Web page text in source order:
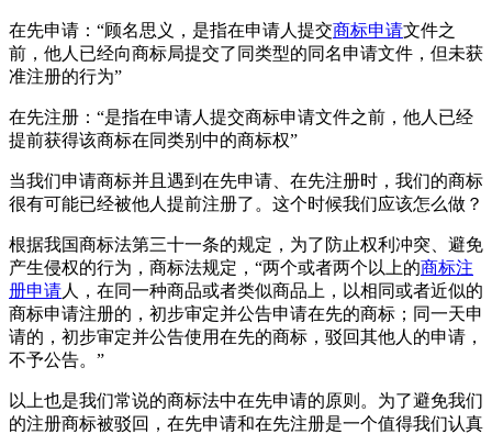
在先申请：“顾名思义，是指在申请人提交商标申请文件之
前，他人已经向商标局提交了同类型的同名申请文件，但未获
准注册的行为”
在先注册：“是指在申请人提交商标申请文件之前，他人已经
提前获得该商标在同类别中的商标权”
当我们申请商标并且遇到在先申请、在先注册时，我们的商标
很有可能已经被他人提前注册了。这个时候我们应该怎么做？
根据我国商标法第三十一条的规定，为了防止权利冲突、避免
产生侵权的行为，商标法规定，“两个或者两个以上的商标注
册申请人，在同一种商品或者类似商品上，以相同或者近似的
商标申请注册的，初步审定并公告申请在先的商标；同一天申
请的，初步审定并公告使用在先的商标，驳回其他人的申请，
不予公告。”
以上也是我们常说的商标法中在先申请的原则。为了避免我们
的注册商标被驳回，在先申请和在先注册是一个值得我们认真